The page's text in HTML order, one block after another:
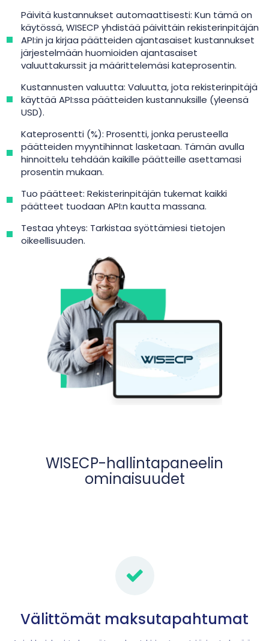
Päivitä kustannukset automaattisesti: Kun tämä on
käytössä, WISECP yhdistää päivittäin rekisterinpitäjän
API:in ja kirjaa päätteiden ajantasaiset kustannukset
järjestelmään huomioiden ajantasaiset
valuuttakurssit ja määrittelemäsi kateprosentin.
Kustannusten valuutta: Valuutta, jota rekisterinpitäjä
käyttää API:ssa päätteiden kustannuksille (yleensä
USD).
Kateprosentti (%): Prosentti, jonka perusteella
päätteiden myyntihinnat lasketaan. Tämän avulla
hinnoittelu tehdään kaikille päätteille asettamasi
prosentin mukaan.
Tuo päätteet: Rekisterinpitäjän tukemat kaikki
päätteet tuodaan API:n kautta massana.
Testaa yhteys: Tarkistaa syöttämiesi tietojen
oikeellisuuden.
WISECP-hallintapaneelin
ominaisuudet
Välittömät maksutapahtumat